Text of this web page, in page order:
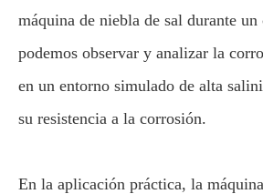
máquina de niebla de sal durante
podemos observar y analizar la
en un entorno simulado de alta
su resistencia a la corrosión.
En la aplicación práctica, la